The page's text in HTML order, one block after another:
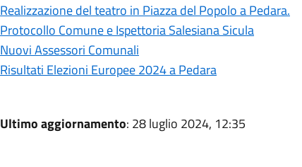
Realizzazione del teatro in Piazza del Popolo a Pedara.
Protocollo Comune e Ispettoria Salesiana Sicula
Nuovi Assessori Comunali
Risultati Elezioni Europee 2024 a Pedara
Ultimo aggiornamento: 28 luglio 2024, 12:35